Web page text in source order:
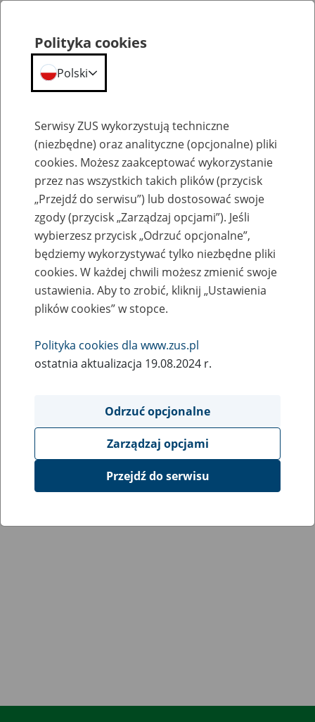
Komunikaty
Informacje o bonie turystycznym na PUE
ZUS są już dostępne
sierpnia
2020
turystycznym. Widać zakładki [Polski Bon Turystyczny] i
[Podmiot Turystyczny]. Można też korzystać z aplikacji do
obsługi płatności (aplikacja dla recepcjonistów).
Polityka cookies
Polski
Serwisy ZUS wykorzystują techniczne
(niezbędne) oraz analityczne (opcjonalne) pliki
cookies. Możesz zaakceptować wykorzystanie
przez nas wszystkich takich plików (przycisk
„Przejdź do serwisu”) lub dostosować swoje
zgody (przycisk „Zarządzaj opcjami”). Jeśli
wybierzesz przycisk „Odrzuć opcjonalne”,
będziemy wykorzystywać tylko niezbędne pliki
cookies. W każdej chwili możesz zmienić swoje
ustawienia. Aby to zrobić, kliknij „Ustawienia
plików cookies” w stopce.
Polityka cookies dla www.zus.pl
ostatnia aktualizacja 19.08.2024 r.
Odrzuć opcjonalne
Zarządzaj opcjami
Przejdź do serwisu